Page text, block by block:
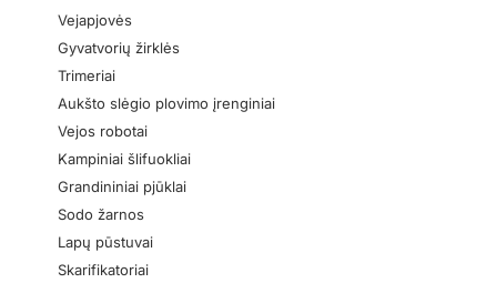
Vejapjovės
Gyvatvorių žirklės
Trimeriai
Aukšto slėgio plovimo įrenginiai
Vejos robotai
Kampiniai šlifuokliai
Grandininiai pjūklai
Sodo žarnos
Lapų pūstuvai
Skarifikatoriai